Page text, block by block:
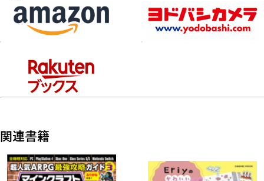
・相性と因子を知る!
・レースのメカニクス
全GIレースコース攻略
・サンプルローテーション
・URAとアオハル杯
関連書籍